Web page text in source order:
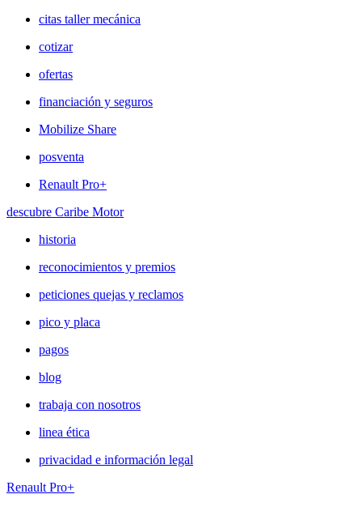
citas taller mecánica
cotizar
ofertas
financiación y seguros
Mobilize Share
posventa
Renault Pro+
descubre Caribe Motor
historia
reconocimientos y premios
peticiones quejas y reclamos
pico y placa
pagos
blog
trabaja con nosotros
linea ética
privacidad e información legal
Renault Pro+